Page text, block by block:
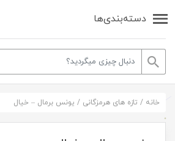
دسته‌بندی‌ها
خانه / تازه های هرمزگانی / یونس برمال – خیال